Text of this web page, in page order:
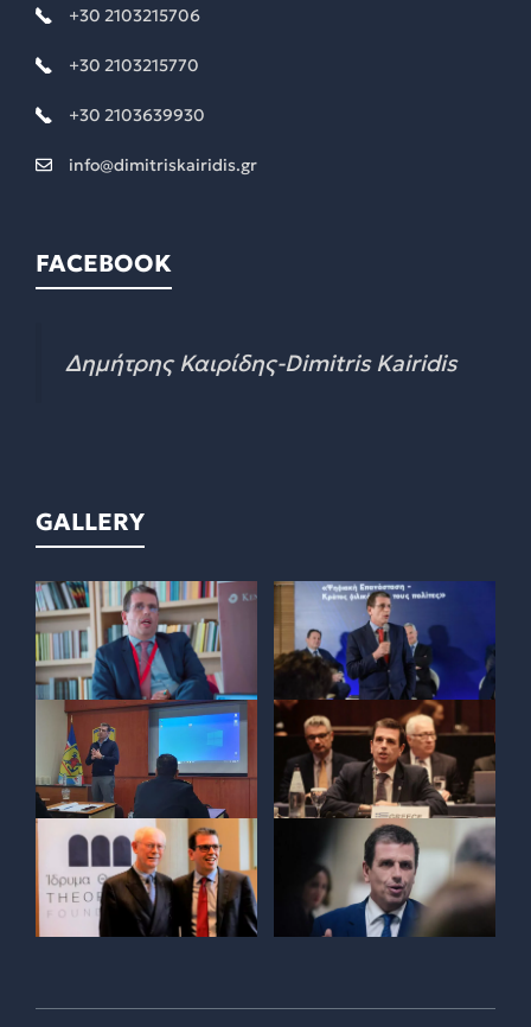
+30 2103215706
+30 2103215770
+30 2103639930
info@dimitriskairidis.gr
FACEBOOK
Δημήτρης Καιρίδης-Dimitris Kairidis
GALLERY